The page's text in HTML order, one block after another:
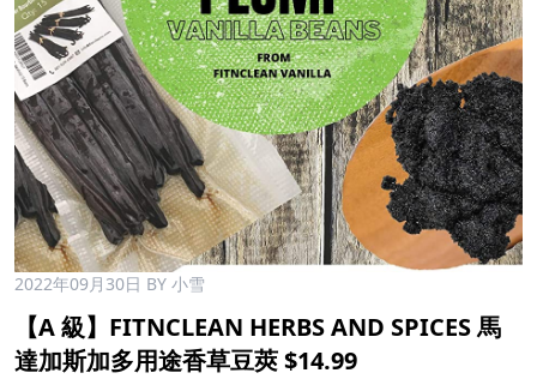
2022年09月30日 BY 小雪
【A 級】FITNCLEAN HERBS AND SPICES 馬
達加斯加多用途香草豆莢 $14.99